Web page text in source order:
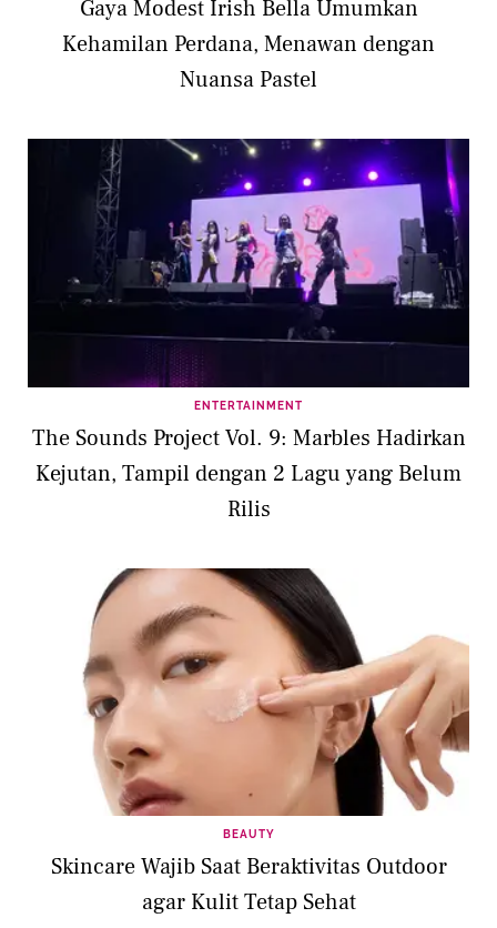
Gaya Modest Irish Bella Umumkan
Kehamilan Perdana, Menawan dengan
Nuansa Pastel
ENTERTAINMENT
The Sounds Project Vol. 9: Marbles Hadirkan
Kejutan, Tampil dengan 2 Lagu yang Belum
Rilis
BEAUTY
Skincare Wajib Saat Beraktivitas Outdoor
agar Kulit Tetap Sehat